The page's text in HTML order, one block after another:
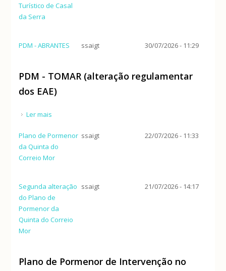
Turístico de Casal
da Serra
PDM - ABRANTES ssaigt 30/07/2026 - 11:29
PDM - TOMAR (alteração regulamentar
dos EAE)
Ler mais
Plano de Pormenor
da Quinta do
Correio Mor
ssaigt 22/07/2026 - 11:33
Segunda alteração
do Plano de
Pormenor da
Quinta do Correio
Mor
ssaigt 21/07/2026 - 14:17
Plano de Pormenor de Intervenção no